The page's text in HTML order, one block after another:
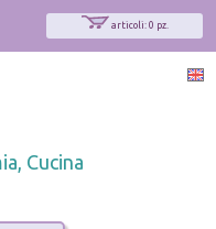
articoli: 0 pz.
Cucina